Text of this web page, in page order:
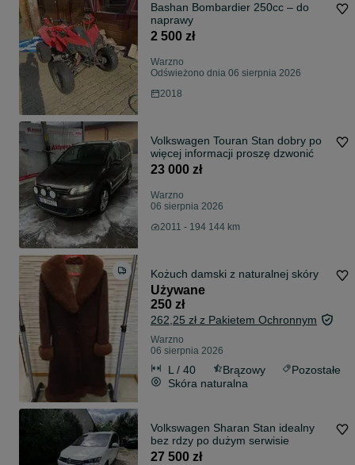
Bashan Bombardier 250cc – do
naprawy
2 500 zł
Warzno
Odświeżono dnia 06 sierpnia 2026
2018
Volkswagen Touran Stan dobry po
więcej informacji proszę dzwonić
23 000 zł
Warzno
06 sierpnia 2026
2011 - 194 144 km
Kożuch damski z naturalnej skóry
Używane
250 zł
262,25 zł z Pakietem Ochronnym
Warzno
06 sierpnia 2026
L / 40 Brązowy
Pozostałe
Skóra naturalna
Volkswagen Sharan Stan idealny
bez rdzy po dużym serwisie
27 500 zł